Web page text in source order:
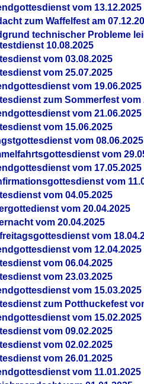
vom 13.12.2025
zum Waffelfest am
technischer Probleme
10.08.2025
vom 03.08.2025
vom 25.07.2025
vom 19.06.2025
zum Sommerfest vom
vom 21.06.2025
vom 15.06.2025
vom 08.06.2025
vom
vom 17.05.2025
vom
vom 04.05.2025
vom 20.04.2025
vom 20.04.2025
vom
vom 12.04.2025
vom 06.04.2025
vom 23.03.2025
vom 15.03.2025
zum Potthuckefest
vom 15.02.2025
vom 09.02.2025
vom 02.02.2025
vom 26.01.2025
vom 11.01.2025